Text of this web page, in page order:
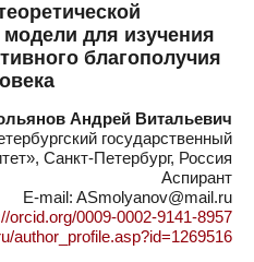
для изучения
благополучия
Андрей Витальевич
государственный
Санкт-Петербург, Россия
Аспирант
E-mail: ASmolyanov@mail.ru
orcid.org/0009-0002-9141-8957
author_profile.asp?id=1269516